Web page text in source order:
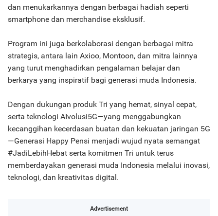
dan menukarkannya dengan berbagai hadiah seperti
smartphone dan merchandise eksklusif.
Program ini juga berkolaborasi dengan berbagai mitra
strategis, antara lain Axioo, Montoon, dan mitra lainnya
yang turut menghadirkan pengalaman belajar dan
berkarya yang inspiratif bagi generasi muda Indonesia.
Dengan dukungan produk Tri yang hemat, sinyal cepat,
serta teknologi AIvolusi5G—yang menggabungkan
kecanggihan kecerdasan buatan dan kekuatan jaringan 5G
—Generasi Happy Pensi menjadi wujud nyata semangat
#JadiLebihHebat serta komitmen Tri untuk terus
memberdayakan generasi muda Indonesia melalui inovasi,
teknologi, dan kreativitas digital.
Advertisement